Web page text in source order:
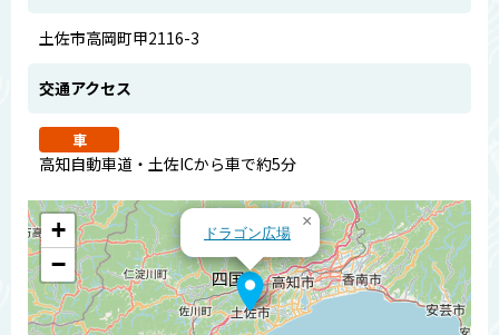
土佐市高岡町甲2116-3
交通アクセス
車
高知自動車道・土佐ICから車で約5分
ドラゴン広場
×
+
−